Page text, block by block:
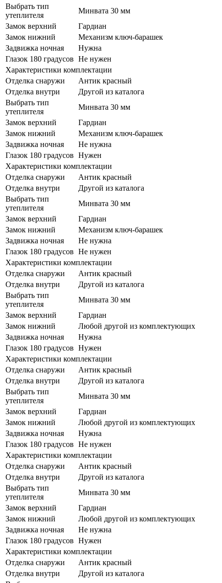
Выбрать тип
утеплителя
Минвата 30 мм
Замок верхний
Гардиан
Замок нижний
Механизм ключ-барашек
Задвижка ночная
Нужна
Глазок 180 градусов Не нужен
Характеристики комплектации
Отделка снаружи
Антик красный
Отделка внутри
Другой из каталога
Выбрать тип
утеплителя
Минвата 30 мм
Замок верхний
Гардиан
Замок нижний
Механизм ключ-барашек
Задвижка ночная
Не нужна
Глазок 180 градусов Нужен
Характеристики комплектации
Отделка снаружи
Антик красный
Отделка внутри
Другой из каталога
Выбрать тип
утеплителя
Минвата 30 мм
Замок верхний
Гардиан
Замок нижний
Механизм ключ-барашек
Задвижка ночная
Не нужна
Глазок 180 градусов Не нужен
Характеристики комплектации
Отделка снаружи
Антик красный
Отделка внутри
Другой из каталога
Выбрать тип
утеплителя
Минвата 30 мм
Замок верхний
Гардиан
Замок нижний
Любой другой из комплектующих
Задвижка ночная
Нужна
Глазок 180 градусов Нужен
Характеристики комплектации
Отделка снаружи
Антик красный
Отделка внутри
Другой из каталога
Выбрать тип
утеплителя
Минвата 30 мм
Замок верхний
Гардиан
Замок нижний
Любой другой из комплектующих
Задвижка ночная
Нужна
Глазок 180 градусов Не нужен
Характеристики комплектации
Отделка снаружи
Антик красный
Отделка внутри
Другой из каталога
Выбрать тип
утеплителя
Минвата 30 мм
Замок верхний
Гардиан
Замок нижний
Любой другой из комплектующих
Задвижка ночная
Не нужна
Глазок 180 градусов Нужен
Характеристики комплектации
Отделка снаружи
Антик красный
Отделка внутри
Другой из каталога